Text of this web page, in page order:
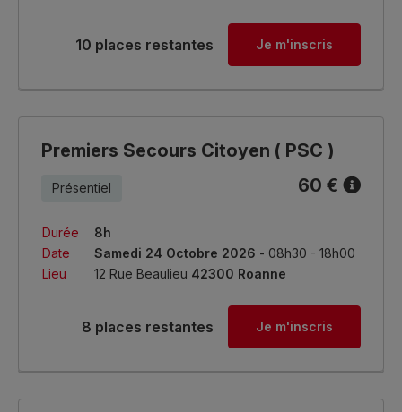
10 places restantes Je m'inscris
Premiers Secours Citoyen ( PSC )
Présentiel 60 €
Durée
8h
Date
Samedi 24 Octobre 2026 - 08h30 - 18h00
Lieu
12 Rue Beaulieu 42300 Roanne
8 places restantes Je m'inscris